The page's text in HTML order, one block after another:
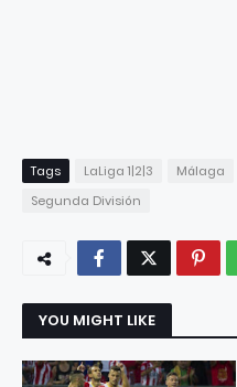
Tags LaLiga 1|2|3 Málaga
Segunda División
YOU MIGHT LIKE